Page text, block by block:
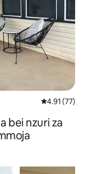
Ukadiriaji wa
4.91 (77)
bei nzuri za